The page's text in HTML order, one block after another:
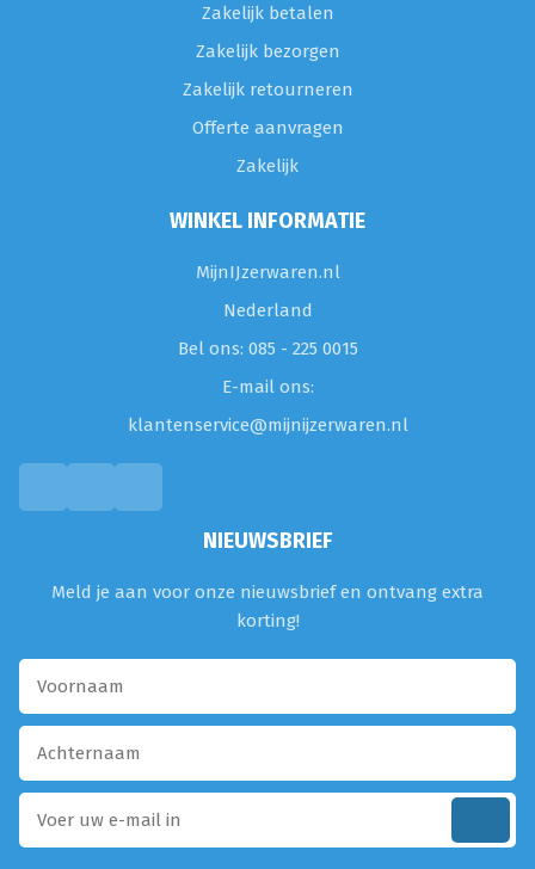
Zakelijk betalen
Zakelijk bezorgen
Zakelijk retourneren
Offerte aanvragen
Zakelijk
WINKEL INFORMATIE
MijnIJzerwaren.nl
Nederland
Bel ons: 085 - 225 0015
E-mail ons:
klantenservice@mijnijzerwaren.nl
NIEUWSBRIEF
Meld je aan voor onze nieuwsbrief en ontvang extra
korting!